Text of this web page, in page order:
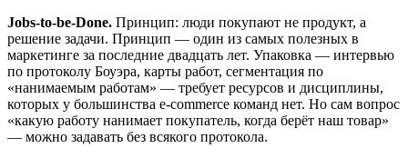
Jobs-to-be-Done. Принцип: люди покупают не продукт, а
решение задачи. Принцип — один из самых полезных в
маркетинге за последние двадцать лет. Упаковка — интервью
по протоколу Боуэра, карты работ, сегментация по
«нанимаемым работам» — требует ресурсов и дисциплины,
которых у большинства e-commerce команд нет. Но сам вопрос
«какую работу нанимает покупатель, когда берёт наш товар»
— можно задавать без всякого протокола.